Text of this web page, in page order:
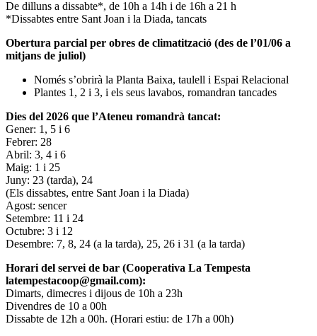
De dilluns a dissabte*, de 10h a 14h i de 16h a 21 h
*Dissabtes entre Sant Joan i la Diada, tancats
Obertura parcial per obres de climatització (des de l’01/06 a
mitjans de juliol)
Només s’obrirà la Planta Baixa, taulell i Espai Relacional
Plantes 1, 2 i 3, i els seus lavabos, romandran tancades
Dies del 2026 que l’Ateneu romandrà tancat:
Gener: 1, 5 i 6
Febrer: 28
Abril: 3, 4 i 6
Maig: 1 i 25
Juny: 23 (tarda), 24
(Els dissabtes, entre Sant Joan i la Diada)
Agost: sencer
Setembre: 11 i 24
Octubre: 3 i 12
Desembre: 7, 8, 24 (a la tarda), 25, 26 i 31 (a la tarda)
Horari del servei de bar (Cooperativa La Tempesta
latempestacoop@gmail.com):
Dimarts, dimecres i dijous de 10h a 23h
Divendres de 10 a 00h
Dissabte de 12h a 00h. (Horari estiu: de 17h a 00h)